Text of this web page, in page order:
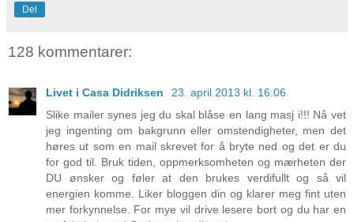
Del
128 kommentarer:
Livet i Casa Didriksen
23. april 2013 kl. 16:06
Slike mailer synes jeg du skal blåse en lang masj i!!! Nå vet
jeg ingenting om bakgrunn eller omstendigheter, men det
høres ut som en mail skrevet for å bryte ned og det er du
for god til. Bruk tiden, oppmerksomheten og mærheten der
DU ønsker og føler at den brukes verdifullt og så vil
energien komme. Liker bloggen din og klarer meg fint uten
mer forkynnelse. For mye vil drive lesere bort og du har en